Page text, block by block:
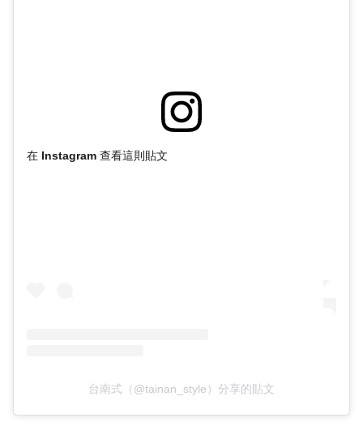
在 Instagram 查看這則貼文
台南式（@tainan_style）分享的貼文